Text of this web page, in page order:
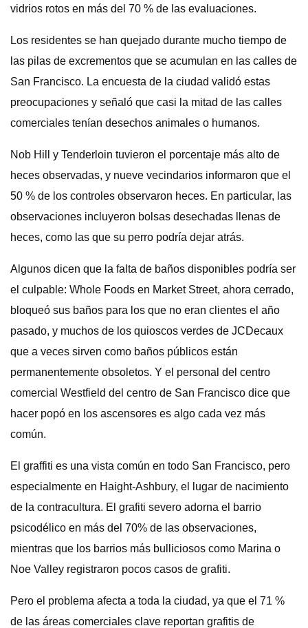
vidrios rotos en más del 70 % de las evaluaciones.
Los residentes se han quejado durante mucho tiempo de
las pilas de excrementos que se acumulan en las calles de
San Francisco. La encuesta de la ciudad validó estas
preocupaciones y señaló que casi la mitad de las calles
comerciales tenían desechos animales o humanos.
Nob Hill y Tenderloin tuvieron el porcentaje más alto de
heces observadas, y nueve vecindarios informaron que el
50 % de los controles observaron heces. En particular, las
observaciones incluyeron bolsas desechadas llenas de
heces, como las que su perro podría dejar atrás.
Algunos dicen que la falta de baños disponibles podría ser
el culpable: Whole Foods en Market Street, ahora cerrado,
bloqueó sus baños para los que no eran clientes el año
pasado, y muchos de los quioscos verdes de JCDecaux
que a veces sirven como baños públicos están
permanentemente obsoletos. Y el personal del centro
comercial Westfield del centro de San Francisco dice que
hacer popó en los ascensores es algo cada vez más
común.
El graffiti es una vista común en todo San Francisco, pero
especialmente en Haight-Ashbury, el lugar de nacimiento
de la contracultura. El grafiti severo adorna el barrio
psicodélico en más del 70% de las observaciones,
mientras que los barrios más bulliciosos como Marina o
Noe Valley registraron pocos casos de grafiti.
Pero el problema afecta a toda la ciudad, ya que el 71 %
de las áreas comerciales clave reportan grafitis de